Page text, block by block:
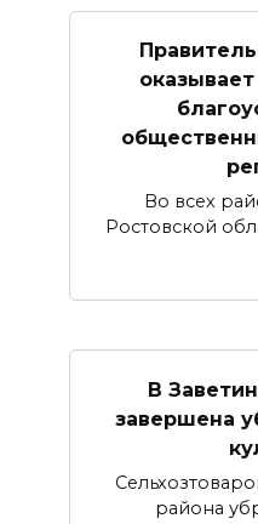
Во всех
Ростовской
В
завершена
района